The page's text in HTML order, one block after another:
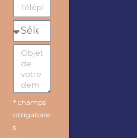
* champs
obligatoire
s